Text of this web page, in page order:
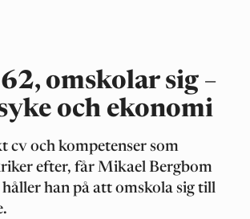
omskolar sig –
och ekonomi
cv och kompetenser som
efter, får Mikael Bergbom
han på att omskola sig till